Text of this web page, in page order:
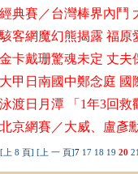
典賽／台灣棒界內鬥
客網魔幻熊揭露 福
卡戴珊驚魂未定 丈
甲日南國中鄭念庭 國
渡日月潭 「1年3回救
京網賽／大威、盧彥
[上 8 頁] [上 一 頁]7 17 18 19 20